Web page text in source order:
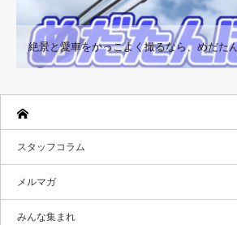
絶景と愛車をかっこよく撮るなら、めだた
スタッフコラム
メルマガ
みんな集まれ